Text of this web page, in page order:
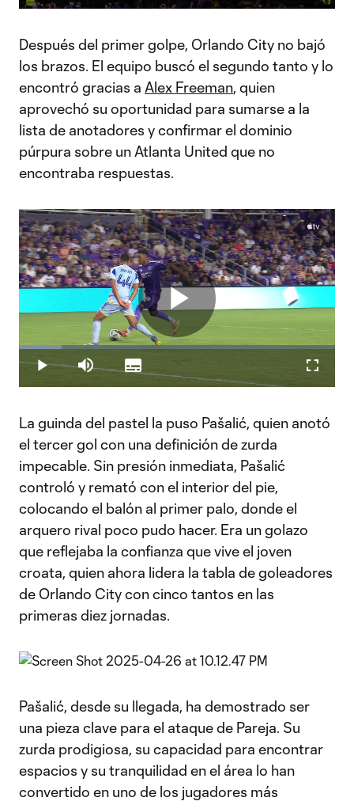
Video
Después del primer golpe, Orlando City no bajó
los brazos. El equipo buscó el segundo tanto y lo
encontró gracias a Alex Freeman, quien
aprovechó su oportunidad para sumarse a la
lista de anotadores y confirmar el dominio
púrpura sobre un Atlanta United que no
encontraba respuestas.
Play
Video
Play Mute
Loaded:
13.58%
Subtitles
La guinda del pastel la puso Pašalić, quien anotó
el tercer gol con una definición de zurda
impecable. Sin presión inmediata, Pašalić
controló y remató con el interior del pie,
colocando el balón al primer palo, donde el
arquero rival poco pudo hacer. Era un golazo
que reflejaba la confianza que vive el joven
croata, quien ahora lidera la tabla de goleadores
de Orlando City con cinco tantos en las
primeras diez jornadas.
Pašalić, desde su llegada, ha demostrado ser
una pieza clave para el ataque de Pareja. Su
zurda prodigiosa, su capacidad para encontrar
espacios y su tranquilidad en el área lo han
convertido en uno de los jugadores más